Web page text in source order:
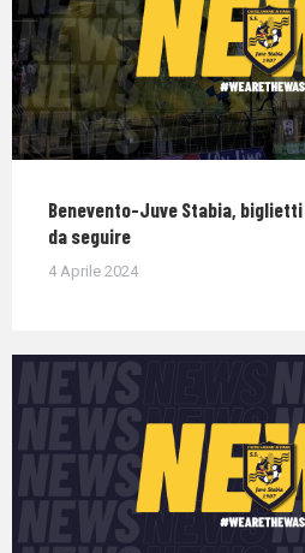
Benevento-Juve Stabia,
da seguire
4 Aprile 2024